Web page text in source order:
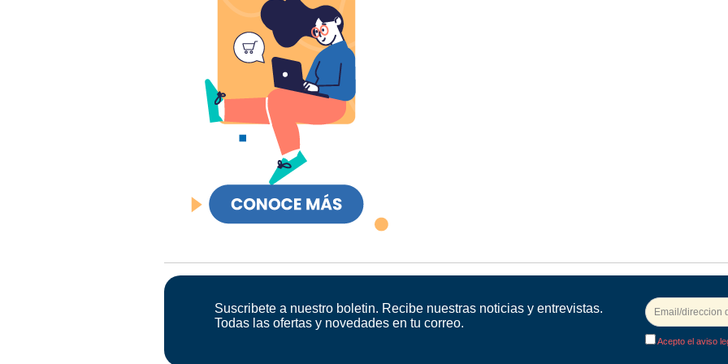
Suscribete a nuestro boletin. Recibe nuestras noticias y entrevistas.
Todas las ofertas y novedades en tu correo.
Acepto el aviso